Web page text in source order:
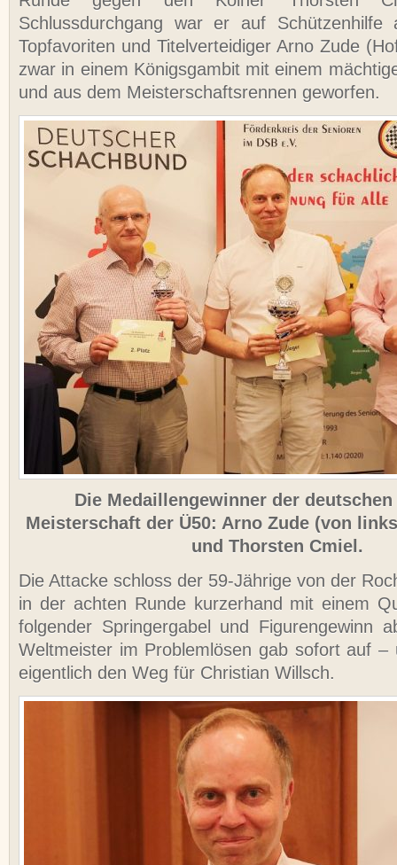
Schlussdurchgang war er auf Schützenhilfe
Topfavoriten und Titelverteidiger Arno Zude
zwar in einem Königsgambit mit einem
und aus dem Meisterschaftsrennen geworfen.
Die Medaillengewinner der
Meisterschaft der Ü50: Arno Zude (von
und Thorsten Cmiel.
Die Attacke schloss der 59-Jährige von der
in der achten Runde kurzerhand mit einem
folgender Springergabel und Figurengewinn
Weltmeister im Problemlösen gab sofort auf –
eigentlich den Weg für Christian Willsch.